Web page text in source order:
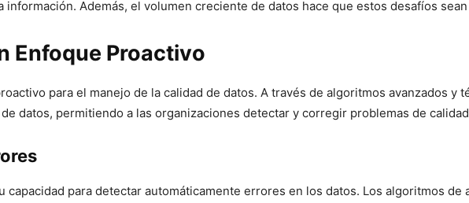
Además, el volumen creciente de datos hace que estos desafíos
Enfoque Proactivo
para el manejo de la calidad de datos. A través de algoritmos avanzados y
datos, permitiendo a las organizaciones detectar y corregir problemas de
capacidad para detectar automáticamente errores en los datos. Los algoritmos